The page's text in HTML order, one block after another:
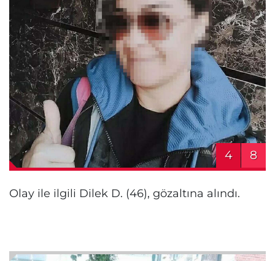
4 8
Olay ile ilgili Dilek D. (46), gözaltına alındı.